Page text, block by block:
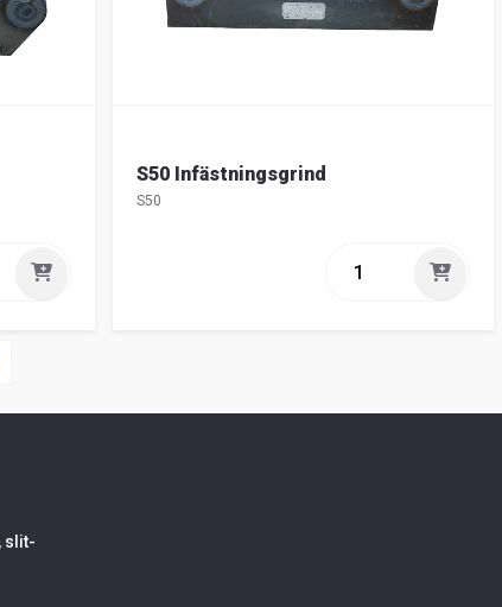
S50 Infästningsgrind
S50
slit-